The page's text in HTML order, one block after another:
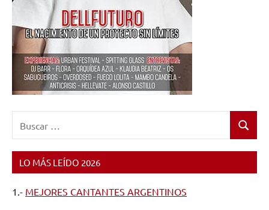
Buscar
LO MÁS LEÍDO 2026
1.- MEJORES CANTANTES ARGENTINOS